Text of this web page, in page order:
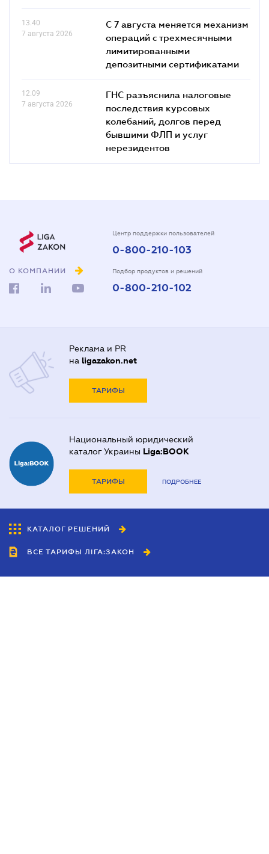
13.40
7 августа 2026
С 7 августа меняется механизм
операций с трехмесячными
лимитированными
депозитными сертификатами
12.09
7 августа 2026
ГНС разъяснила налоговые
последствия курсовых
колебаний, долгов перед
бывшими ФЛП и услуг
нерезидентов
О КОМПАНИИ
Центр поддержки пользователей
0-800-210-103
Подбор продуктов и решений
0-800-210-102
Реклама и PR
на ligazakon.net
ТАРИФЫ
Национальный юридический
каталог Украины Liga:BOOK
ТАРИФЫ ПОДРОБНЕЕ
КАТАЛОГ РЕШЕНИЙ
ВСЕ ТАРИФЫ ЛІГА:ЗАКОН